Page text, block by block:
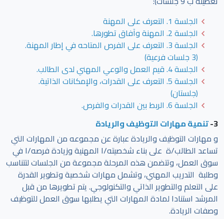
الجلسة 1. التعرف على المهنة
الجلسة 2. المهنة وآفاق تطورها.
الجلسة 3. التعرف على الفرص المتاحه في إطار المهنة.
(3 جلسات فرعية)
الجلسة 4. قيم العمل والوعي المهني لدى الطالب.
الجلسة 5. التعرف على القدرات، والإمكانات الذاتية.
(جلستان)
الجلسة 6. الربط بين القدرات والفرص.
3- تنمية مهارات التوظيف والريادة
و مهارات التوظيف والريادة عبارة عن مجموعه من المهارات التي
تساعد الطالب/ة على بناء شخصيته/ا المهنية وزيادة فرصه/ا في
سوق العمل، وتتضمن هذه المرحلة مجموعة من الجلسات لتتناسب
وطلبة التدريب المهني، وتشمل مهارات شخصية وتطوير القدرة
على التعلم والتطوير الذاتي والتكنولوجي. يتم تطويرها من قبل
المرشد استنادا لمادة المهارات التي يطلبها سوق العمل للتوظيف
وصفات الريادة.